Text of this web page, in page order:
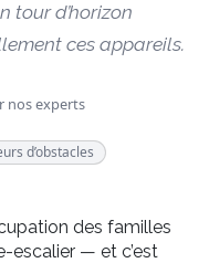
tour d’horizon
ces appareils.
nos experts
d’obstacles
des familles
escalier — et c’est